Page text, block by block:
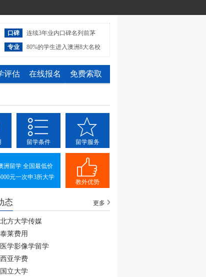
口碑
连续3年业内口碑名列前茅
专业 80%的学生进入澳洲8大名校
评估 在线报名 免费索取
留学条件 留学服务
洲留学 全国最低价
元一次申3所大学
教外优势
态 更多
方大学传媒
莱费用
学影像学留学
亚学费
立大学